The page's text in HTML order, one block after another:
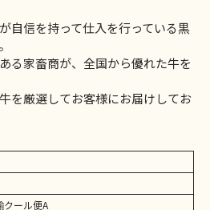
自信を持って仕入を行っている黒
る家畜商が、全国から優れた牛を
を厳選してお客様にお届けしてお
クール便A